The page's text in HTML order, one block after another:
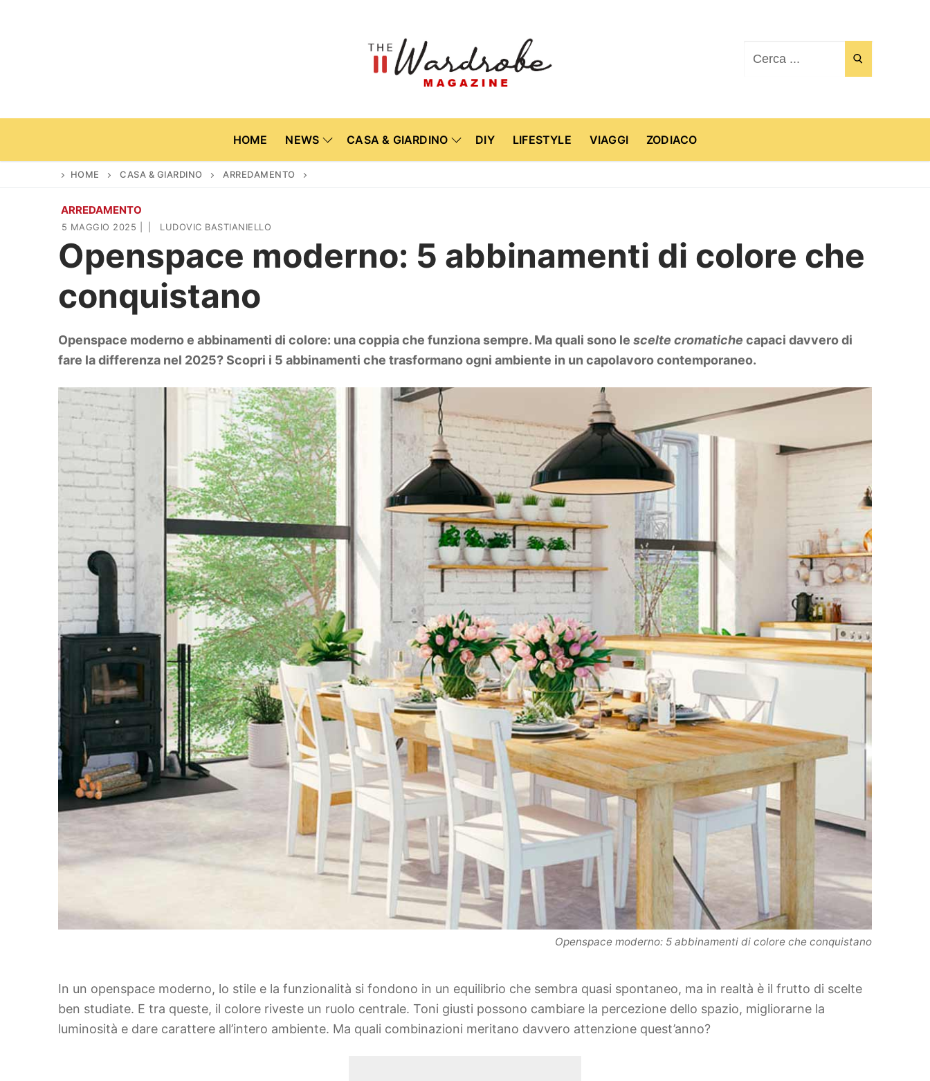
HOME NEWS CASA & GIARDINO DIY LIFESTYLE VIAGGI ZODIACO
Home
News
Casa & Giardino
Piante e fiori
Lifestyle
Zodiaco
HOME CASA & GIARDINO ARREDAMENTO
ARREDAMENTO
5 MAGGIO 2025 LUDOVIC BASTIANIELLO
Openspace moderno: 5 abbinamenti di colore che
conquistano
Openspace moderno e abbinamenti di colore: una coppia che funziona sempre. Ma quali sono le scelte cromatiche capaci davvero di
fare la differenza nel 2025? Scopri i 5 abbinamenti che trasformano ogni ambiente in un capolavoro contemporaneo.
Openspace moderno: 5 abbinamenti di colore che conquistano
In un openspace moderno, lo stile e la funzionalità si fondono in un equilibrio che sembra quasi spontaneo, ma in realtà è il frutto di scelte
ben studiate. E tra queste, il colore riveste un ruolo centrale. Toni giusti possono cambiare la percezione dello spazio, migliorarne la
luminosità e dare carattere all’intero ambiente. Ma quali combinazioni meritano davvero attenzione quest’anno?